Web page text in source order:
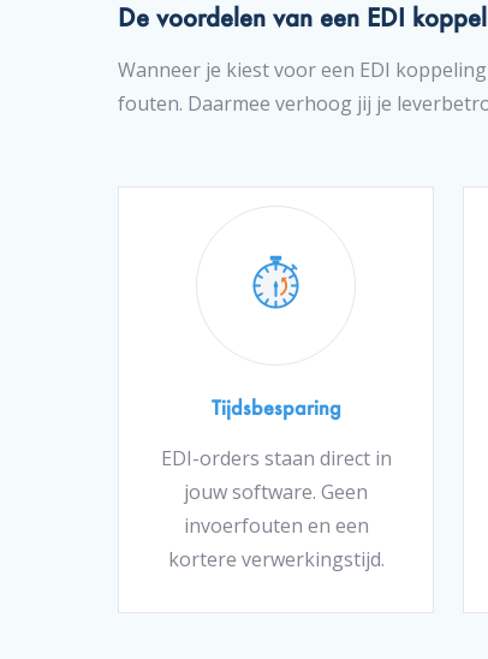
De voordelen van een EDI
Wanneer je kiest voor een EDI
fouten. Daarmee verhoog jij je
Tijdsbesparing
EDI-orders staan direct in
jouw software. Geen
invoerfouten en een
kortere verwerkingstijd.